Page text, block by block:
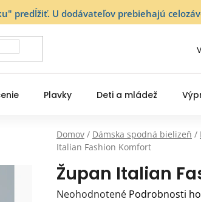
predĺžiť. U dodávateľov prebiehajú
Plavky Deti a mládež
Domov / Dámska spodná bielizeň /
Italian Fashion Komfort
Župan Italian
Priemerné
Neohodnotené Podrobnosti